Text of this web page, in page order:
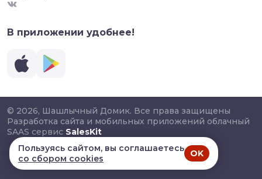
В приложении удобнее!
© 2026, Шашлычный Домик. Все права защищены
Разработка сайта и мобильных приложений облачный
SAAS сервис SalesKit
Пользуясь сайтом, вы соглашаетесь
со сбором cookies
OK